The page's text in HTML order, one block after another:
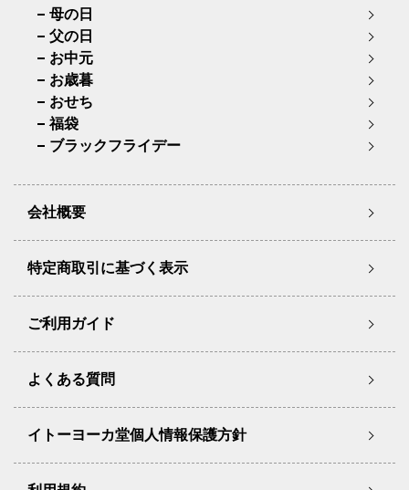
母の日
父の日
お中元
お歳暮
おせち
福袋
ブラックフライデー
会社概要
特定商取引に基づく表示
ご利用ガイド
よくある質問
イトーヨーカ堂個人情報保護方針